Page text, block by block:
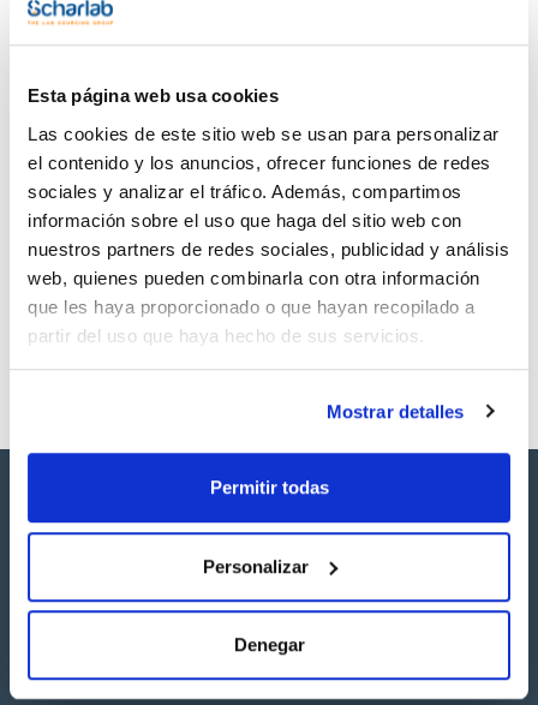
Esta página web usa cookies
Las cookies de este sitio web se usan para personalizar
el contenido y los anuncios, ofrecer funciones de redes
sociales y analizar el tráfico. Además, compartimos
información sobre el uso que haga del sitio web con
nuestros partners de redes sociales, publicidad y análisis
web, quienes pueden combinarla con otra información
que les haya proporcionado o que hayan recopilado a
partir del uso que haya hecho de sus servicios.
Mostrar detalles
Permitir todas
Personalizar
Denegar
TDS / Ficha técnica
descargas
SDS/ Hoja de seguridad
Regístrate para
descargas
Los productos marcados con esta imagen son
productos marca Scharlau habitualmente en stock,
listos para una entrega inmediata.
Síguenos: